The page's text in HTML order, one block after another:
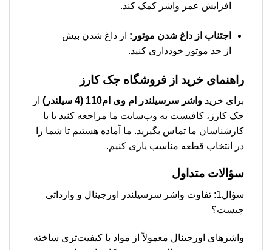
افزایش عمر واشر کمک کند.
اجتناب از داغ شدن موتور: از داغ شدن بیش
از حد موتور خودداری کنید.
راهنمای خرید از فروشگاه جک کارز
برای خرید واشر سرسیلندر ام وی ام110 (4 سیلندر)
از
جک کارز، کافیست به وب‌سایت ما مراجعه کنید یا با
کارشناسان ما تماس بگیرید. ما آماده هستیم تا شما را
در انتخاب قطعه مناسب یاری کنیم.
سؤالات متداول
سؤال1: تفاوت واشر سرسیلندر اورجینال و وارداتی
چیست؟
واشرهای اورجینال معمولاً از مواد با کیفیت‌تری ساخته